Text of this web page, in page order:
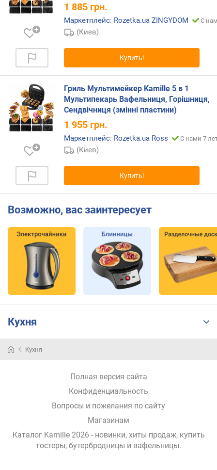
1 885 грн.
Маркетплейс: Rozetka.ua ZINGYDOM С
(Киев)
Купить!
Гриль Мультимейкер Kamille 5 в 1
Мультипекарь Вафельниця, Горішниця,
Сендвічниця (змінні пластини)
1 955 грн.
Маркетплейс: Rozetka.ua Ross С нами 7
(Киев)
Купить!
Возможно, вас заинтересует
Кухня
Кухня
Полная версия сайта
Конфиденциальность
Вопросы и пожелания по сайту
Магазинам
Каталог Kamille 2026 - новинки, хиты продаж, купить
тостеры, бутербродницы и вафельницы.